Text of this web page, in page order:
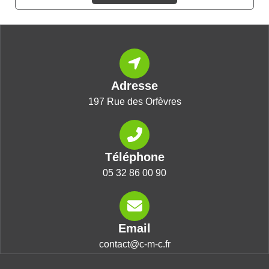
Adresse
197 Rue des Orfèvres
Téléphone
05 32 86 00 90
Email
contact@c-m-c.fr